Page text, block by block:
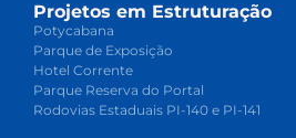
Projetos em Estruturação
Potycabana
Parque de Exposição
Hotel Corrente
Parque Reserva do Portal
Rodovias Estaduais PI-140 e PI-141